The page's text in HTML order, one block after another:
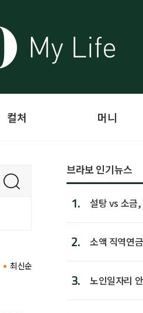
컬처 머니
최신순
브라보 인기뉴스
1. 설탕 vs 소금,
2.
소액 직역연
3.
노인일자리